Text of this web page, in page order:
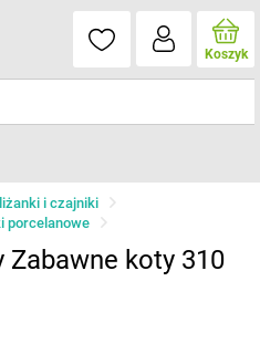
Koszyk
i czajniki
porcelanowe
Zabawne koty 310